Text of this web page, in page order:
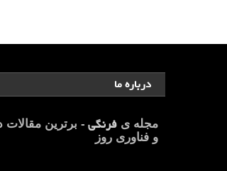
درباره ما
مجله یفرنگی - برترین مقالات
و فناوری روز